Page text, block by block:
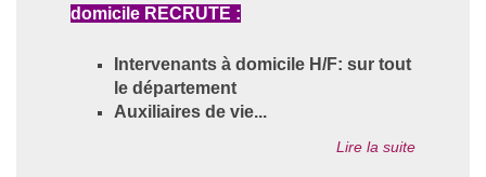
domicile RECRUTE :
Intervenants à domicile H/F: sur tout
le département
Auxiliaires de vie...
Lire la suite